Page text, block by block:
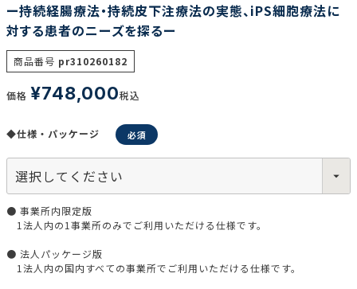
リセット 検索する
ー持続経腸療法・持続皮下注療法の実態、iPS細胞療法に
対する患者のニーズを探るー
商品番号 pr310260182
価格 ¥748,000税込
◆仕様・パッケージ
● 事業所内限定版
1法人内の1事業所のみでご利用いただける仕様です。
● 法人パッケージ版
1法人内の国内すべての事業所でご利用いただける仕様です。